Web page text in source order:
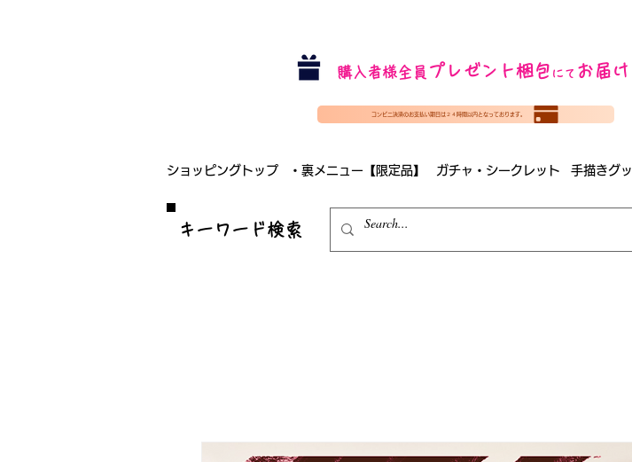
購入者様全員 プレゼント梱包 にて お届け
コンビニ決済のお支払い期日は２４時間以内となっております。
ショッピングトップ ・裏メニュー【限定品】 ガチャ・シークレット 手描きグ
​キーワード検索